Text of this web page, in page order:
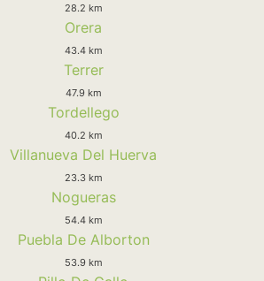
28.2 km
Orera
43.4 km
Terrer
47.9 km
Tordellego
40.2 km
Villanueva Del Huerva
23.3 km
Nogueras
54.4 km
Puebla De Alborton
53.9 km